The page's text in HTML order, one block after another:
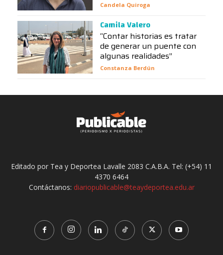
Candela Quiroga
Camila Valero
“Contar historias es tratar
de generar un puente con
algunas realidades”
Constanza Berdún
Editado por Tea y Deportea Lavalle 2083 C.A.B.A. Tel: (+54) 11
4370 6464
Contáctanos: diariopublicable@teaydeportea.edu.ar